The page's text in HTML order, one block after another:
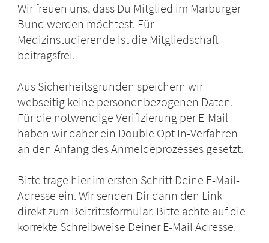
Wir freuen uns, dass Du Mitglied im Marburger
Bund werden möchtest. Für
Medizinstudierende ist die Mitgliedschaft
beitragsfrei.
Aus Sicherheitsgründen speichern wir
webseitig keine personenbezogenen Daten.
Für die notwendige Verifizierung per E-Mail
haben wir daher ein Double Opt In-Verfahren
an den Anfang des Anmeldeprozesses gesetzt.
Bitte trage hier im ersten Schritt Deine E-Mail-
Adresse ein. Wir senden Dir dann den Link
direkt zum Beitrittsformular. Bitte achte auf die
korrekte Schreibweise Deiner E-Mail Adresse.